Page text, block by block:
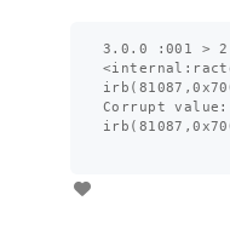
3.0.0 :001 >
Corrupt value: